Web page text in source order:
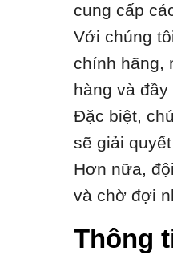
cung cấp
Với chúng
chính hãng,
hàng và
Đặc biệt,
sẽ giải
Hơn nữa,
và chờ đợi
Thông